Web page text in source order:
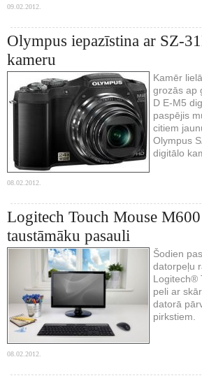
09.02.2012.
Olympus iepazīstina ar SZ-
kameru
Kamēr
grozās ap
D E-M5
paspējis
citiem
Olympus
digitālo
08.02.2012.
Logitech Touch Mouse
taustāmāku pasauli
Šodien
datorpeļu
Logitech®
peli ar
datorā
pirkstiem.
08.02.2012.